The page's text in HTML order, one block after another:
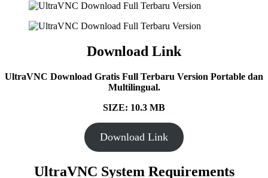
Download Link
UltraVNC Download Gratis Full Terbaru Version Portable dan
Multilingual.
SIZE: 10.3 MB
Download Link
UltraVNC System Requirements